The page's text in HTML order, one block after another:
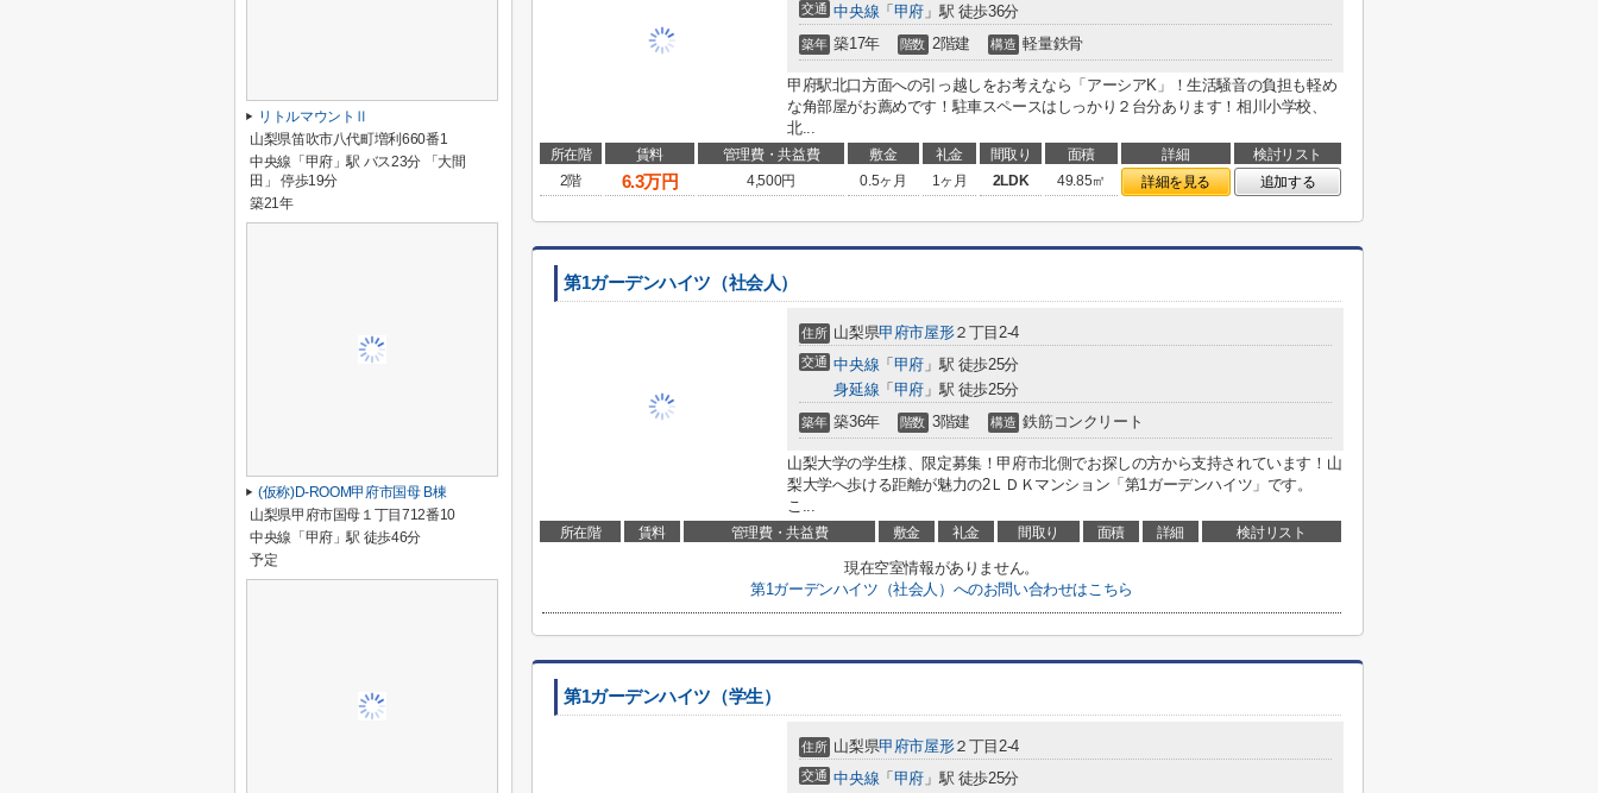
交通 中央線 「 甲府 」駅 徒歩36分
築年 築17年 階数 2階建 構造 軽量鉄骨
甲府駅北口方面への引っ越しをお考えなら「アーシアK」！生活騒音の負担も軽め
な角部屋がお薦めです！駐車スペースはしっかり２台分あります！相川小学校、
北...
所在階 賃料 管理費・共益費 敷金 礼金 間取り 面積 詳細
検討リスト
2階
6.3万円 4,500円 0.5ヶ月 1ヶ月 2LDK 49.85㎡ 詳細を見る 追加する
第1ガーデンハイツ（社会人）
住所 山梨県甲府市屋形２丁目2-4
交通 中央線 「 甲府 」駅 徒歩25分
身延線 「 甲府 」駅 徒歩25分
築年 築36年 階数 3階建 構造 鉄筋コンクリート
山梨大学の学生様、限定募集！甲府市北側でお探しの方から支持されています！山
梨大学へ歩ける距離が魅力の2ＬＤＫマンション「第1ガーデンハイツ」です。
こ...
所在階 賃料 管理費・共益費 敷金 礼金 間取り 面積 詳細 検討リスト
現在空室情報がありません。
第1ガーデンハイツ（社会人）へのお問い合わせはこちら
第1ガーデンハイツ（学生）
住所 山梨県甲府市屋形２丁目2-4
交通 中央線 「 甲府 」駅 徒歩25分
リトルマウントⅡ
山梨県笛吹市八代町増利660番1
中央線「甲府」駅 バス23分 「大間
田」 停歩19分
築21年
(仮称)D-ROOM甲府市国母 B棟
山梨県甲府市国母１丁目712番10
中央線「甲府」駅 徒歩46分
予定